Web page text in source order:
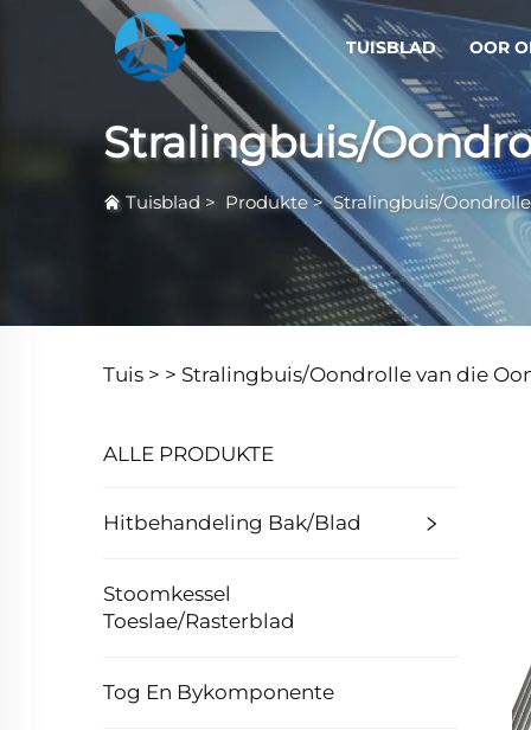
TUISBLAD OOR
Stralingbuis/
Tuisblad > Produkte>Stralingbuis/
Tuis > > Stralingbuis/Oondrolle van die
ALLE PRODUKTE
Hitbehandeling Bak/Blad
Stoomkessel
Toeslae/Rasterblad
Tog En Bykomponente